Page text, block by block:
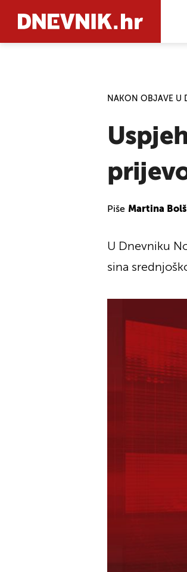
NAKON OBJAVE U
Piše Martina
U Dnevniku
sina